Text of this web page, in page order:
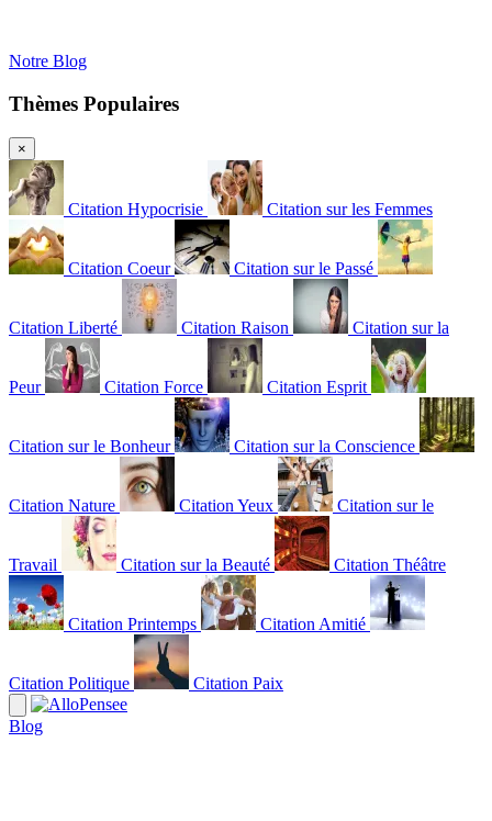
Notre Blog
Thèmes Populaires
×
Citation Hypocrisie Citation sur les Femmes
Citation Coeur Citation sur le Passé
Citation Liberté Citation Raison Citation sur la
Peur Citation Force Citation Esprit
Citation sur le Bonheur Citation sur la Conscience
Citation Nature Citation Yeux Citation sur le
Travail Citation sur la Beauté Citation Théâtre
Citation Printemps Citation Amitié
Citation Politique Citation Paix
Blog